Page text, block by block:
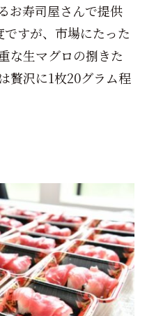
お寿司屋さんで提供
すが、市場にたった
な生マグロの捌きた
贅沢に1枚20グラム程